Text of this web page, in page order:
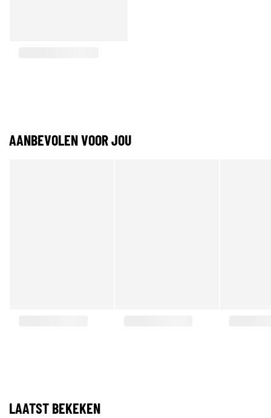
AANBEVOLEN VOOR JOU
LAATST BEKEKEN